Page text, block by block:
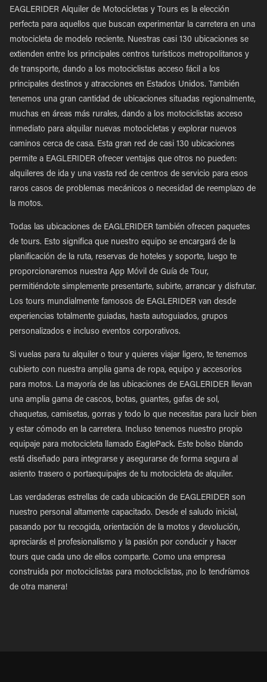
EAGLERIDER Alquiler de Motocicletas y Tours es la elección
perfecta para aquellos que buscan experimentar la carretera en una
motocicleta de modelo reciente. Nuestras casi 130 ubicaciones se
extienden entre los principales centros turísticos metropolitanos y
de transporte, dando a los motociclistas acceso fácil a los
principales destinos y atracciones en Estados Unidos. También
tenemos una gran cantidad de ubicaciones situadas regionalmente,
muchas en áreas más rurales, dando a los motociclistas acceso
inmediato para alquilar nuevas motocicletas y explorar nuevos
caminos cerca de casa. Esta gran red de casi 130 ubicaciones
permite a EAGLERIDER ofrecer ventajas que otros no pueden:
alquileres de ida y una vasta red de centros de servicio para esos
raros casos de problemas mecánicos o necesidad de reemplazo de
la motos.
Todas las ubicaciones de EAGLERIDER también ofrecen paquetes
de tours. Esto significa que nuestro equipo se encargará de la
planificación de la ruta, reservas de hoteles y soporte, luego te
proporcionaremos nuestra App Móvil de Guía de Tour,
permitiéndote simplemente presentarte, subirte, arrancar y disfrutar.
Los tours mundialmente famosos de EAGLERIDER van desde
experiencias totalmente guiadas, hasta autoguiados, grupos
personalizados e incluso eventos corporativos.
Si vuelas para tu alquiler o tour y quieres viajar ligero, te tenemos
cubierto con nuestra amplia gama de ropa, equipo y accesorios
para motos. La mayoría de las ubicaciones de EAGLERIDER llevan
una amplia gama de cascos, botas, guantes, gafas de sol,
chaquetas, camisetas, gorras y todo lo que necesitas para lucir bien
y estar cómodo en la carretera. Incluso tenemos nuestro propio
equipaje para motocicleta llamado EaglePack. Este bolso blando
está diseñado para integrarse y asegurarse de forma segura al
asiento trasero o portaequipajes de tu motocicleta de alquiler.
Las verdaderas estrellas de cada ubicación de EAGLERIDER son
nuestro personal altamente capacitado. Desde el saludo inicial,
pasando por tu recogida, orientación de la motos y devolución,
apreciarás el profesionalismo y la pasión por conducir y hacer
tours que cada uno de ellos comparte. Como una empresa
construida por motociclistas para motociclistas, ¡no lo tendríamos
de otra manera!